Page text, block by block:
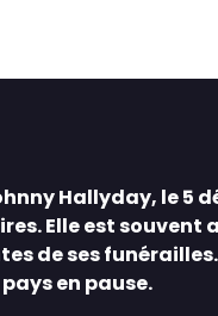
Hallyday, le 5
Elle est souvent
de ses
en pause.